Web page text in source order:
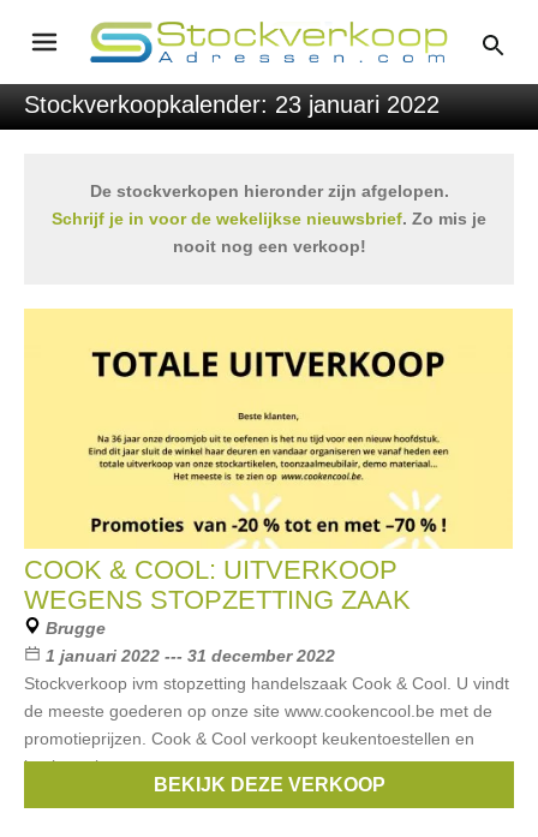
Stockverkoopkalender: 23 januari 2022
De stockverkopen hieronder zijn afgelopen.
Schrijf je in voor de wekelijkse nieuwsbrief. Zo mis je
nooit nog een verkoop!
COOK & COOL: UITVERKOOP
WEGENS STOPZETTING ZAAK
Brugge
1 januari 2022 --- 31 december 2022
Stockverkoop ivm stopzetting handelszaak Cook & Cool. U vindt
de meeste goederen op onze site www.cookencool.be met de
promotieprijzen. Cook & Cool verkoopt keukentoestellen en
kookgerei.
lekué,Blomus,Demeyere,Zwilling
BEKIJK DEZE VERKOOP